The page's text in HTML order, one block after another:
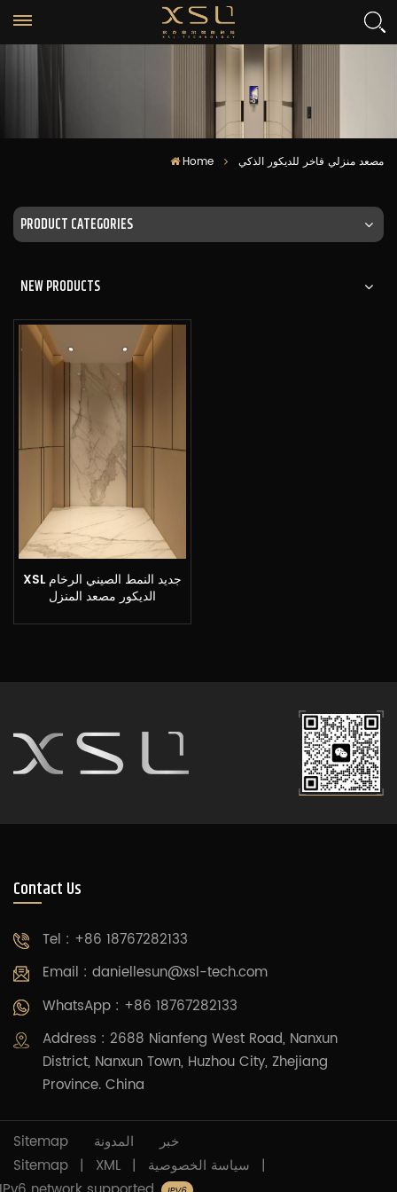
Home مصعد منزلي فاخر للديكور الذكي
PRODUCT CATEGORIES
NEW PRODUCTS
XSL جديد النمط الصيني الرخام
الديكور مصعد المنزل
Contact Us
Tel : +86 18767282133
Email : daniellesun@xsl-tech.com
WhatsApp : +86 18767282133
Address : 2688 Nianfeng West Road, Nanxun
District, Nanxun Town, Huzhou City, Zhejiang
Province. China
Sitemap المدونة
خبر
Sitemap | XML | سياسة الخصوصية |